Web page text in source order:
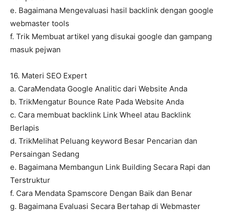
e. Bagaimana Mengevaluasi hasil backlink dengan google
webmaster tools
f. Trik Membuat artikel yang disukai google dan gampang
masuk pejwan
16. Materi SEO Expert
a. CaraMendata Google Analitic dari Website Anda
b. TrikMengatur Bounce Rate Pada Website Anda
c. Cara membuat backlink Link Wheel atau Backlink
Berlapis
d. TrikMelihat Peluang keyword Besar Pencarian dan
Persaingan Sedang
e. Bagaimana Membangun Link Building Secara Rapi dan
Terstruktur
f. Cara Mendata Spamscore Dengan Baik dan Benar
g. Bagaimana Evaluasi Secara Bertahap di Webmaster